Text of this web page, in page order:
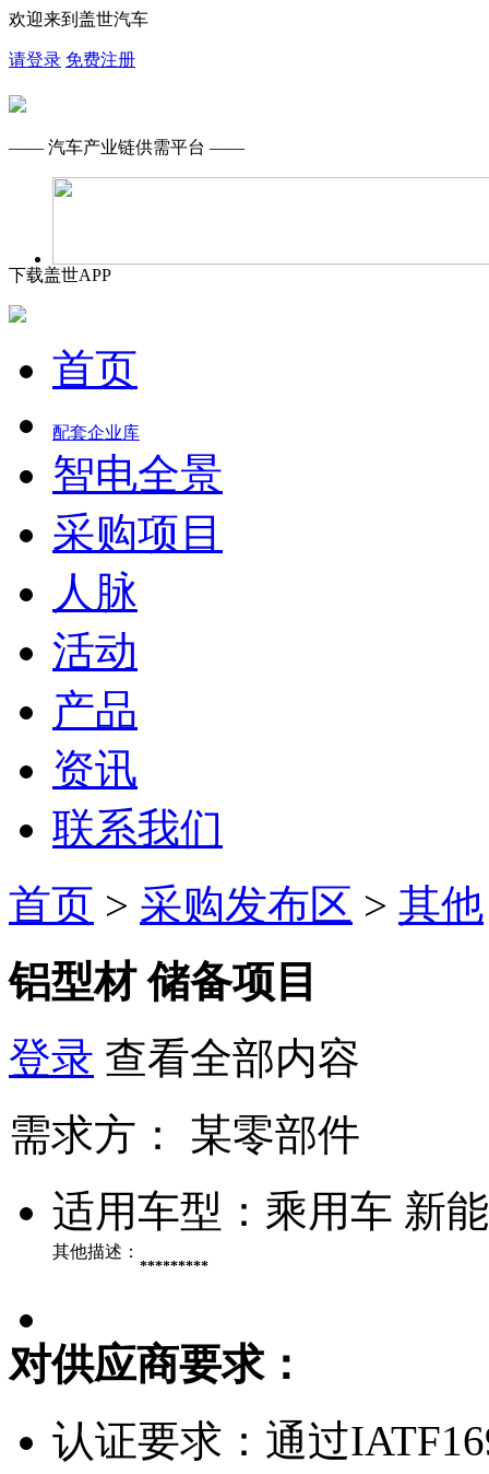
欢迎来到盖世汽车
请登录 免费注册
—— 汽车产业链供需平台 ——
下载盖世APP
首页
配套企业库
智电全景
采购项目
人脉
活动
产品
资讯
联系我们
首页 > 采购发布区 > 其他
铝型材 储备项目
登录 查看全部内容
需求方：
某零部件
适用车型： 乘用车 新
其他描述：
*********
对供应商要求：
认证要求： 通过